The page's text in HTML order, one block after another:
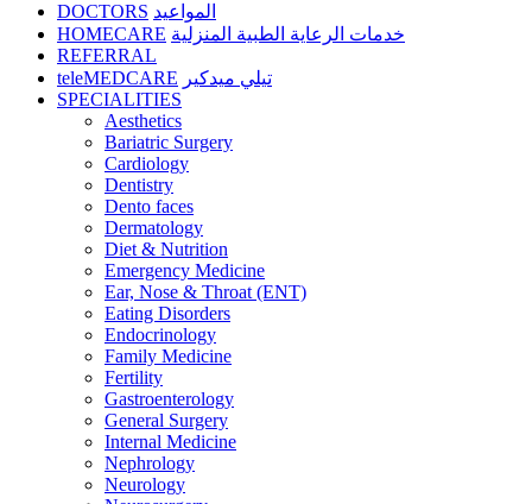
DOCTORS المواعيد
HOMECARE خدمات الرعاية الطبية المنزلية
REFERRAL
teleMEDCARE تيلي ميدكير
SPECIALITIES
Aesthetics
Bariatric Surgery
Cardiology
Dentistry
Dento faces
Dermatology
Diet & Nutrition
Emergency Medicine
Ear, Nose & Throat (ENT)
Eating Disorders
Endocrinology
Family Medicine
Fertility
Gastroenterology
General Surgery
Internal Medicine
Nephrology
Neurology